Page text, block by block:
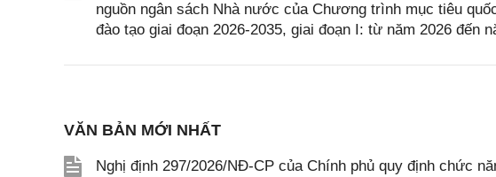
nguồn ngân sách Nhà nước của Chương trình mục tiêu
đào tạo giai đoạn 2026-2035, giai đoạn I: từ năm 2026 đến
VĂN BẢN MỚI NHẤT
Nghị định 297/2026/NĐ-CP của Chính phủ quy định chức